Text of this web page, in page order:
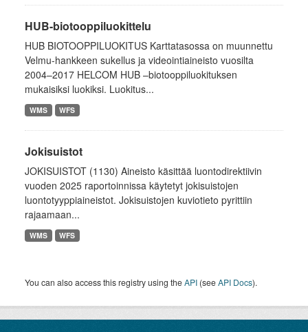
HUB-biotooppiluokittelu
HUB BIOTOOPPILUOKITUS Karttatasossa on muunnettu
Velmu-hankkeen sukellus ja videointiaineisto vuosilta
2004–2017 HELCOM HUB –biotooppiluokituksen
mukaisiksi luokiksi. Luokitus...
WMS WFS
Jokisuistot
JOKISUISTOT (1130) Aineisto käsittää luontodirektiivin
vuoden 2025 raportoinnissa käytetyt jokisuistojen
luontotyyppiaineistot. Jokisuistojen kuviotieto pyrittiin
rajaamaan...
WMS WFS
You can also access this registry using theAPI (seeAPI Docs).